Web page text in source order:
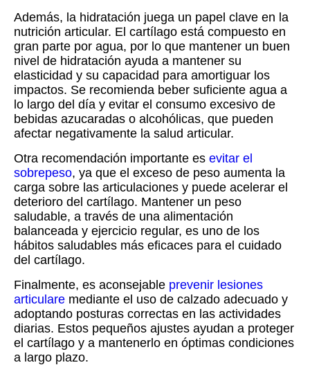
Además, la hidratación juega un papel clave en la
nutrición articular. El cartílago está compuesto en
gran parte por agua, por lo que mantener un buen
nivel de hidratación ayuda a mantener su
elasticidad y su capacidad para amortiguar los
impactos. Se recomienda beber suficiente agua a
lo largo del día y evitar el consumo excesivo de
bebidas azucaradas o alcohólicas, que pueden
afectar negativamente la salud articular.
Otra recomendación importante es evitar el
sobrepeso, ya que el exceso de peso aumenta la
carga sobre las articulaciones y puede acelerar el
deterioro del cartílago. Mantener un peso
saludable, a través de una alimentación
balanceada y ejercicio regular, es uno de los
hábitos saludables más eficaces para el cuidado
del cartílago.
Finalmente, es aconsejable prevenir lesiones
articulare mediante el uso de calzado adecuado y
adoptando posturas correctas en las actividades
diarias. Estos pequeños ajustes ayudan a proteger
el cartílago y a mantenerlo en óptimas condiciones
a largo plazo.